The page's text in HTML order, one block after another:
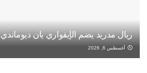
ريال مدريد يضم الإيفواري يان ديوماندي
أغسطس 6, 2026